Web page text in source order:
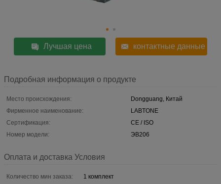
Лучшая цена контактные данные
Подробная информация о продукте
Место происхождения:
Dongguang, Китай
Фирменное наименование:
LABTONE
Сертификация:
CE / ISO
Номер модели:
ЭВ206
Оплата и доставка Условия
Количество мин заказа:
1 комплект